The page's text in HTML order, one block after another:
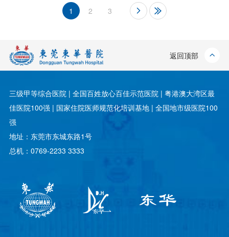
1 2 3
返回顶部
三级甲等综合医院 | 全国百姓放心百佳示范医院 | 粤港澳大湾区最
佳医院100强 | 国家住院医师规范化培训基地 | 全国地市级医院100
强
地址：东莞市东城东路1号
总机：0769-2233 3333